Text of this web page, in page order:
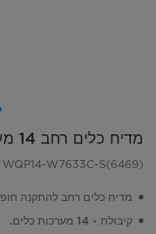
מדיח כלים רחב 14 מערכות כלים כסוף
WQP14-W7633C-S(6469)
מדיח כלים רחב להתקנה
קיבולת - 14 מערכות כלים.